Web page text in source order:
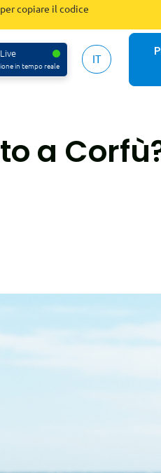
copiare il codice
in tempo reale
IT
a